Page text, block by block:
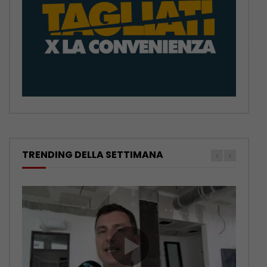
TRENDING DELLA SETTIMANA